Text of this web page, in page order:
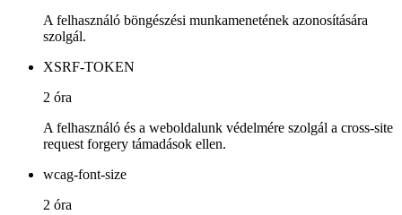
A felhasználó böngészési munkamenetének azonosítására
szolgál.
XSRF-TOKEN
2 óra
A felhasználó és a weboldalunk védelmére szolgál a cross-site
request forgery támadások ellen.
wcag-font-size
2 óra